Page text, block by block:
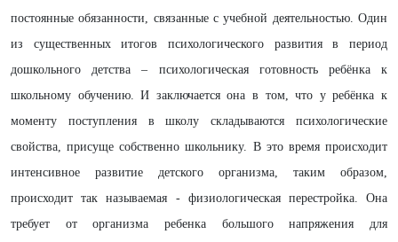
постоянные обязанности, связанные с учебной деятельностью. Один
из существенных итогов психологического развития в период
дошкольного детства – психологическая готовность ребёнка к
школьному обучению. И заключается она в том, что у ребёнка к
моменту поступления в школу складываются психологические
свойства, присуще собственно школьнику. В это время происходит
интенсивное развитие детского организма, таким образом,
происходит так называемая - физиологическая перестройка. Она
требует от организма ребенка большого напряжения для